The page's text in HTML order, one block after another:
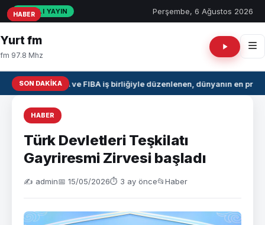
CANLI YAYIN Perşembe, 6 Ağustos 2026
Yurt fm
fm 97.8 Mhz
SON DAKIKANBA ve FIBA iş birliğiyle düzenlenen, dünyanın en
HABER
Türk Devletleri Teşkilatı
Gayriresmi Zirvesi başladı
✍️ admin📅 15/05/2026⏱ 3 ay önce📂Haber
HABER
HABER
HABER